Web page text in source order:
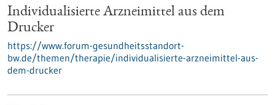
Individualisierte Arzneimittel aus dem
Drucker
https://www.forum-gesundheitsstandort-
bw.de/themen/therapie/individualisierte-arzneimittel-aus-
dem-drucker